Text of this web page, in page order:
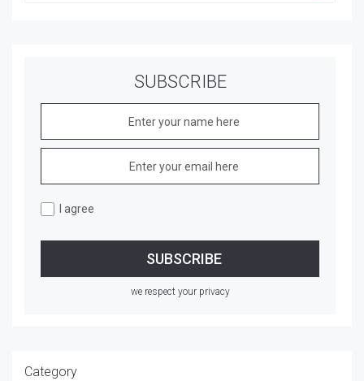
SUBSCRIBE
I agree
we respect your privacy
Category